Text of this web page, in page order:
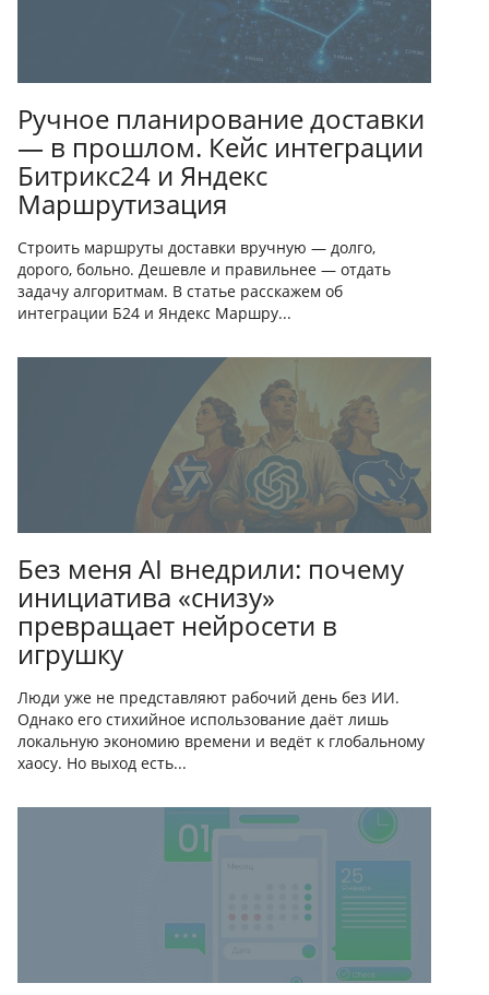
Ручное планирование доставки
— в прошлом. Кейс интеграции
Битрикс24 и Яндекс
Маршрутизация
Строить маршруты доставки вручную — долго,
дорого, больно. Дешевле и правильнее — отдать
задачу алгоритмам. В статье расскажем об
интеграции Б24 и Яндекс Маршру...
Без меня AI внедрили: почему
инициатива «снизу»
превращает нейросети в
игрушку
Люди уже не представляют рабочий день без ИИ.
Однако его стихийное использование даёт лишь
локальную экономию времени и ведёт к глобальному
хаосу. Но выход есть...